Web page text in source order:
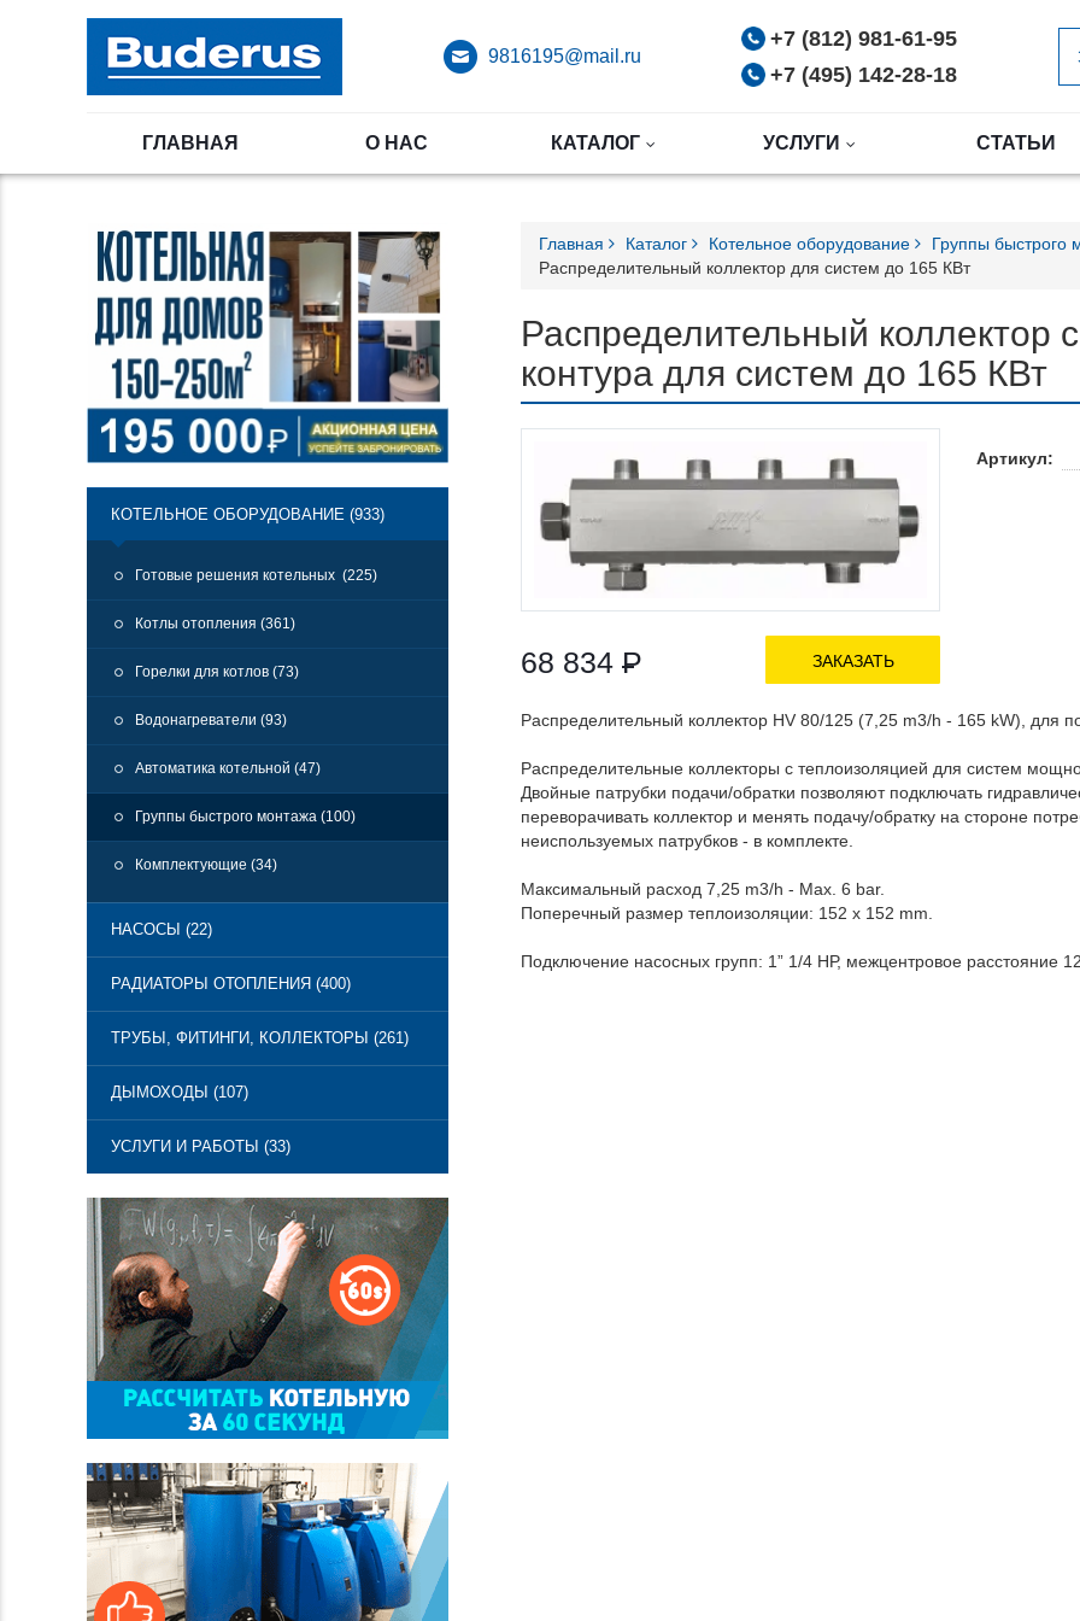
9816195@mail.ru
+7 (812) 981-61-95
+7 (495) 142-28-18
ГЛАВНАЯ О НАС КАТАЛОГ УСЛУГИ СТАТЬИ
Главная Каталог Котельное оборудование
Группы быстрого
Распределительный коллектор для систем до 165 КВт
Распределительный коллектор
контура для систем до 165 КВт
68 834 Р ЗАКАЗАТЬ
Артикул:
Распределительный коллектор HV 80/125 (7,25 m3/h - 165 kW), для
Распределительные коллекторы с теплоизоляцией для систем
Двойные патрубки подачи/обратки позволяют подключать
переворачивать коллектор и менять подачу/обратку на стороне
неиспользуемых патрубков - в комплекте.
Максимальный расход 7,25 m3/h - Max. 6 bar.
Поперечный размер теплоизоляции: 152 x 152 mm.
Подключение насосных групп: 1” 1/4 НР, межцентровое расстояние
КОТЕЛЬНОЕ ОБОРУДОВАНИЕ (933)
Готовые решения котельных (225)
Котлы отопления (361)
Горелки для котлов (73)
Водонагреватели (93)
Автоматика котельной (47)
Группы быстрого монтажа (100)
Комплектующие (34)
НАСОСЫ (22)
РАДИАТОРЫ ОТОПЛЕНИЯ (400)
ТРУБЫ, ФИТИНГИ, КОЛЛЕКТОРЫ (261)
ДЫМОХОДЫ (107)
УСЛУГИ И РАБОТЫ (33)